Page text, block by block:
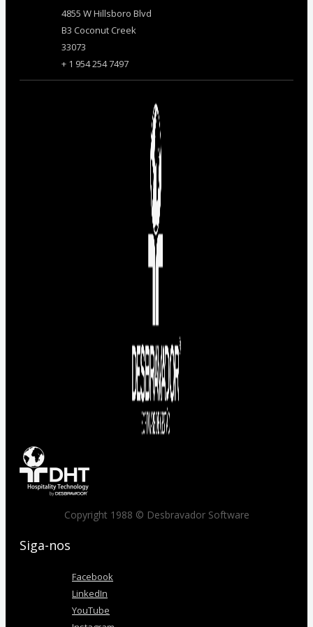
4855 W Hillsboro Blvd
B3 Coconut Creek
33073
+ 1 954 254 7497
Copyright 1988 © Desbravador Software
Siga-nos
Facebook
LinkedIn
YouTube